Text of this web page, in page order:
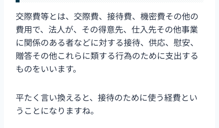
交際費等とは、交際費、接待費、機密費その他の
費用で、法人が、その得意先、仕入先その他事業
に関係のある者などに対する接待、供応、慰安、
贈答その他これらに類する行為のために支出する
ものをいいます。
平たく言い換えると、接待のために使う経費とい
うことになりますね。